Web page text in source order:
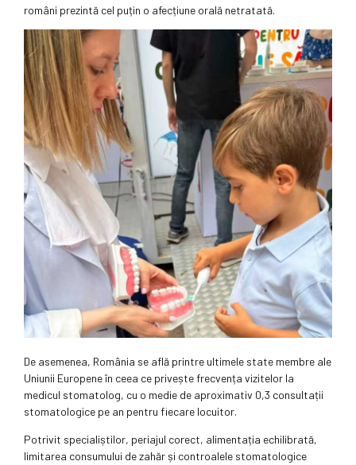
români prezintă cel puțin o afecțiune orală netratată.
De asemenea, România se află printre ultimele state membre ale
Uniunii Europene în ceea ce privește frecvența vizitelor la
medicul stomatolog, cu o medie de aproximativ 0,3 consultații
stomatologice pe an pentru fiecare locuitor.
Potrivit specialiștilor, periajul corect, alimentația echilibrată,
limitarea consumului de zahăr și controalele stomatologice